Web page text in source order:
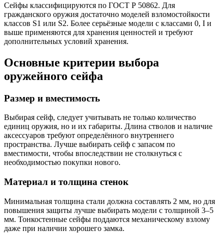
Сейфы классифицируются по ГОСТ Р 50862. Для
гражданского оружия достаточно моделей взломостойкости
классов S1 или S2. Более серьёзные модели с классами 0, I и
выше применяются для хранения ценностей и требуют
дополнительных условий хранения.
Основные критерии выбора
оружейного сейфа
Размер и вместимость
Выбирая сейф, следует учитывать не только количество
единиц оружия, но и их габариты. Длина стволов и наличие
аксессуаров требуют определённого внутреннего
пространства. Лучше выбирать сейф с запасом по
вместимости, чтобы впоследствии не столкнуться с
необходимостью покупки нового.
Материал и толщина стенок
Минимальная толщина стали должна составлять 2 мм, но для
повышения защиты лучше выбирать модели с толщиной 3–5
мм. Тонкостенные сейфы поддаются механическому взлому
даже при наличии хорошего замка.